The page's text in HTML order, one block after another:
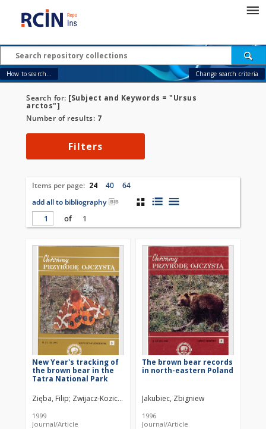
How to search... Change search criteria
Search for: [Subject and Keywords = "Ursus
arctos"]
Number of results: 7
Filters
Items per page: 24 40
64
add all to bibliography
of
1
New Year's tracking of
the brown bear in the
Tatra National Park
Zięba, Filip Zwijacz-Kozica, Tomasz
1999
Journal/Article
The brown bear records
in north-eastern Poland
Jakubiec, Zbigniew
1996
Journal/Article